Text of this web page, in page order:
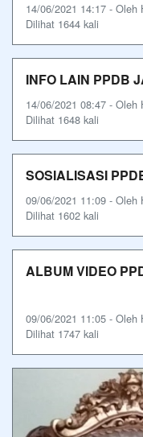
14/06/2021 14:17 - Oleh
Dilihat 1644 kali
INFO LAIN PPDB
14/06/2021 08:47 - Oleh
Dilihat 1648 kali
SOSIALISASI
09/06/2021 11:09 - Oleh
Dilihat 1602 kali
ALBUM VIDEO
09/06/2021 11:05 - Oleh
Dilihat 1747 kali